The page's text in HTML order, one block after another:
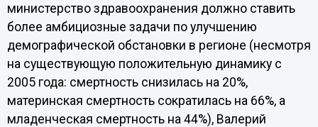
министерство здравоохранения должно ставить
более амбициозные задачи по улучшению
демографической обстановки в регионе (несмотря
на существующую положительную динамику с
2005 года: смертность снизилась на 20%,
материнская смертность сократилась на 66%, а
младенческая смертность на 44%), Валерий